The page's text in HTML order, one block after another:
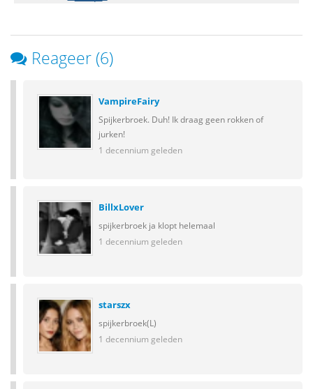
Reageer (6)
VampireFairy
Spijkerbroek. Duh! Ik draag geen rokken of
jurken!
1 decennium geleden
BillxLover
spijkerbroek ja klopt helemaal
1 decennium geleden
starszx
spijkerbroek(L)
1 decennium geleden